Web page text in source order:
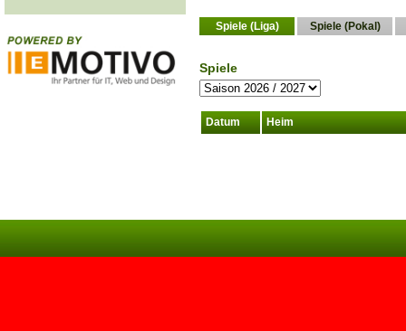
Spiele (Liga) Spiele (Pokal)
Spiele
Datum Heim